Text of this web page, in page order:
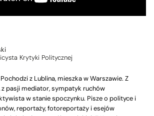
Krytyki Politycznej
z Lublina, mieszka w Warszawie. Z
z pasji mediator, sympatyk ruchów
w stanie spoczynku. Pisze o polityce i
reportaży, fotoreportaży i esejów